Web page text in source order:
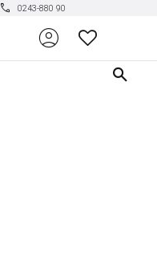
phone 0243-880 90
account_circle FAVORITER